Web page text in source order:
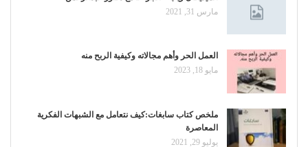
مارس 31, 2021
العمل الحر وأهم مجالاته وكيفية الربح منه
مايو 18, 2023
ملخص كتاب سابغات:كيف نتعامل مع الشبهات الفكرية
المعاصرة
يوليو 29, 2021